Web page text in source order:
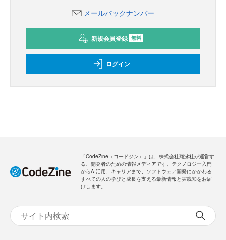
メールバックナンバー
新規会員登録 無料
ログイン
「CodeZine（コードジン）」は、株式会社翔泳社が運営す
る、開発者のための情報メディアです。テクノロジー入門
からAI活用、キャリアまで、ソフトウェア開発にかかわる
すべての人の学びと成長を支える最新情報と実践知をお届
けします。